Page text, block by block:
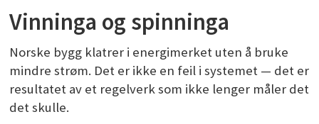
Vinninga og spinninga
Norske bygg klatrer i energimerket uten å bruke
mindre strøm. Det er ikke en feil i systemet — det er
resultatet av et regelverk som ikke lenger måler det
det skulle.